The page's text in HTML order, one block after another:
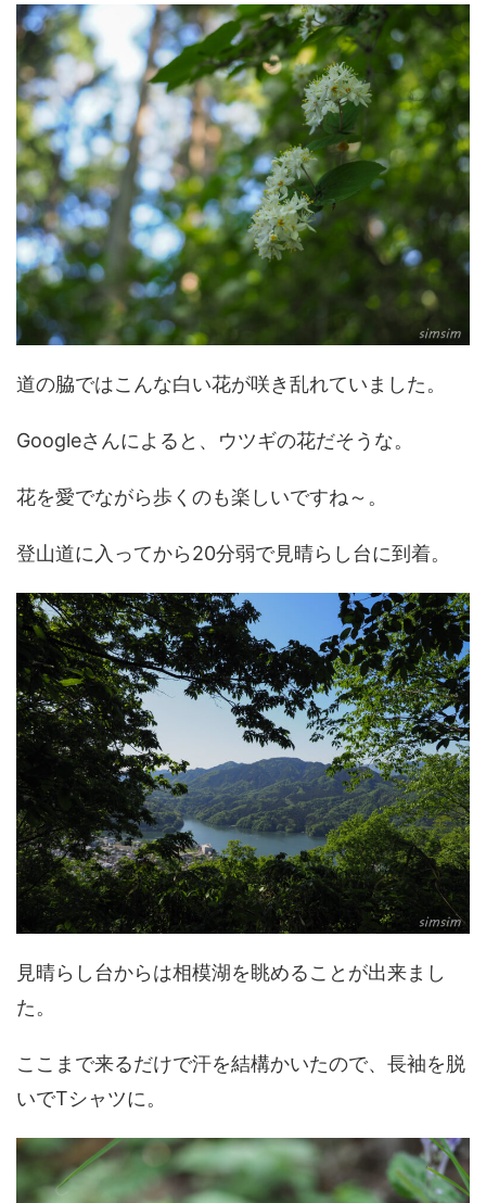
道の脇ではこんな白い花が咲き乱れていました。
Googleさんによると、ウツギの花だそうな。
花を愛でながら歩くのも楽しいですね～。
登山道に入ってから20分弱で見晴らし台に到着。
見晴らし台からは相模湖を眺めることが出来まし
た。
ここまで来るだけで汗を結構かいたので、長袖を脱
いでTシャツに。